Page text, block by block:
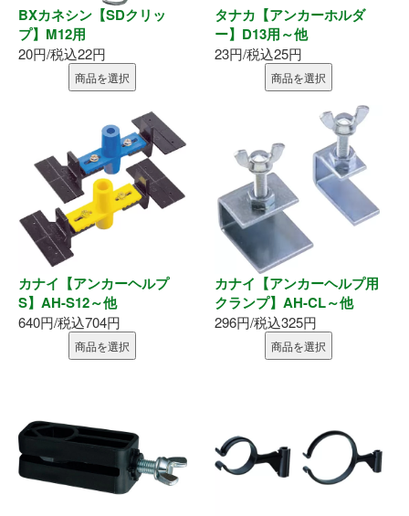
屋内用手すり
屋外用手すり
点検口・収納庫
内装部材
水廻り
物干し
換気部材
外装部材
アルミ型材
BXカネシン【SDクリッ
プ】M12用
20円/税込22円
商品を選択
タナカ【アンカーホルダ
ー】D13用～他
23円/税込25円
商品を選択
カナイ【アンカーヘルプ
S】AH-S12～他
640円/税込704円
商品を選択
カナイ【アンカーヘルプ用
クランプ】AH-CL～他
296円/税込325円
商品を選択